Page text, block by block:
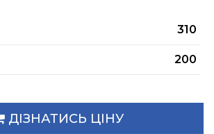
310
200
ДІЗНАТИСЬ ЦІНУ